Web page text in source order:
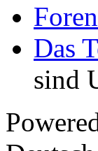
Das
sind